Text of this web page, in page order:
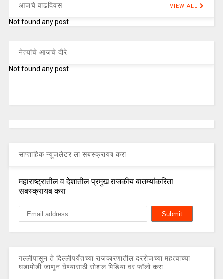
आजचे वाढदिवस VIEW ALL
Not found any post
नेत्यांचे आजचे दौरे
Not found any post
साप्ताहिक न्यूजलेटर ला सबस्क्रायब करा
महाराष्ट्रातील व देशातील प्रमुख राजकीय बातम्यांकरिता
सबस्क्रायब करा
गल्लीपासून ते दिल्लीपर्यंतच्या राजकारणातील दररोजच्या महत्वाच्या
घडामोडी जाणून घेण्यासाठी सोशल मिडिया वर फॉलो करा